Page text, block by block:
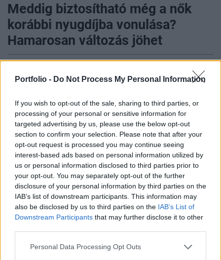
Portfolio - Do Not Process My Personal Information
If you wish to opt-out of the sale, sharing to third parties, or
processing of your personal or sensitive information for
targeted advertising by us, please use the below opt-out
section to confirm your selection. Please note that after your
opt-out request is processed you may continue seeing
interest-based ads based on personal information utilized by
us or personal information disclosed to third parties prior to
your opt-out. You may separately opt-out of the further
disclosure of your personal information by third parties on the
IAB’s list of downstream participants. This information may
also be disclosed by us to third parties on the IAB’s List of
Downstream Participants that may further disclose it to other
Personal Data Processing Opt Outs
Meddig biztosítható még a nők
korábbi nyugdíjba vonulása?
Hamarosan változás jöhet
2024. február 15. 11:00
2024-ben is változatlan feltételekkel vehető
igénybe a nők számára 40 éves jogviszony után
járó kedvezményes nyugdíj, de kérdéses, vajon
meddig marad ez így. Töretlen népszerűsége miatt
ugyanis az utóbbi években egyre nagyobb
összeget, idén már 467 milliárd forintot kell a
Nők40-ben testet öltő pozitív diszkrimináció,
illetve az azzal együtt lényegében kialakult kettős
nyugdíjkorhatár biztosítására fordítani. Kétrészes
cikksorozatom első részében azt mutatom be,
miért tekinthető fenntarthatatlannak a Nők40
intézménye, és miért várható, hogy annak